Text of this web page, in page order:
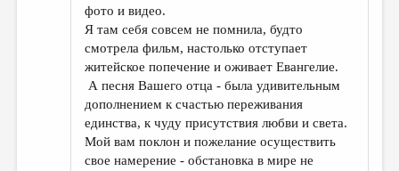
фото и видео.
Я там себя совсем не помнила, будто
смотрела фильм, настолько отступает
житейское попечение и оживает Евангелие.
А песня Вашего отца - была удивительным
дополнением к счастью переживания
единства, к чуду присутствия любви и света.
Мой вам поклон и пожелание осуществить
свое намерение - обстановка в мире не